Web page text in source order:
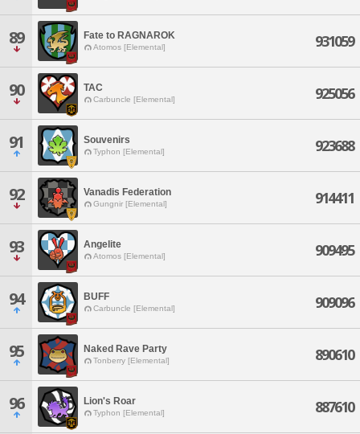
89 Fate to RAGNAROK
Atomos [Elemental] 931059
90 TAC
Carbuncle [Elemental] 925056
91 Souvenirs
Typhon [Elemental] 923688
92 Vanadis Federation
Gungnir [Elemental] 914411
93 Angelite
Atomos [Elemental] 909495
94 BUFF
Carbuncle [Elemental] 909096
95 Naked Rave Party
Tonberry [Elemental] 890610
96 Lion's Roar
Typhon [Elemental] 887610